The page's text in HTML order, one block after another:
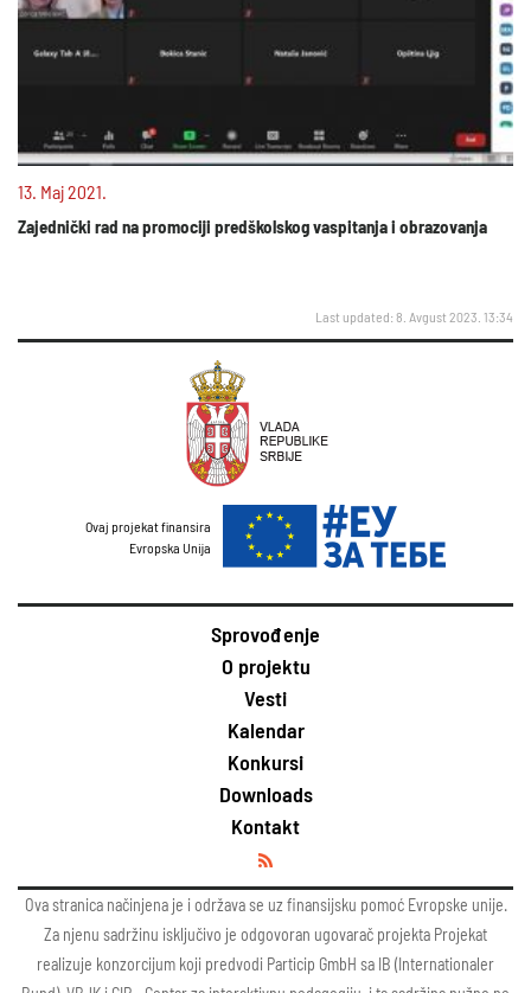
13. Maj 2021.
Zajednički rad na promociji predškolskog vaspitanja i obrazovanja
Last updated: 8. Avgust 2023. 13:34
Ovaj projekat finansira
Evropska Unija
Sprovođenje
O projektu
Vesti
Kalendar
Konkursi
Downloads
Kontakt
Ova stranica načinjena je i održava se uz finansijsku pomoć Evropske unije.
Za njenu sadržinu isključivo je odgovoran ugovarač projekta Projekat
realizuje konzorcijum koji predvodi Particip GmbH sa IB (Internationaler